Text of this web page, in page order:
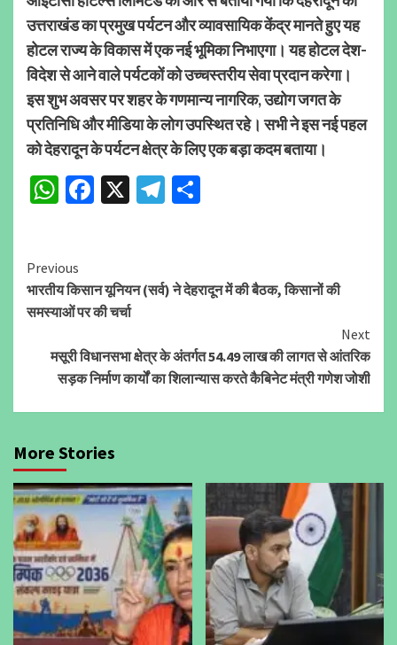
उत्तराखंड का प्रमुख पर्यटन और व्यावसायिक केंद्र मानते हुए यह
होटल राज्य के विकास में एक नई भूमिका निभाएगा। यह होटल देश-
विदेश से आने वाले पर्यटकों को उच्चस्तरीय सेवा प्रदान करेगा।
इस शुभ अवसर पर शहर के गणमान्य नागरिक, उद्योग जगत के
प्रतिनिधि और मीडिया के लोग उपस्थित रहे। सभी ने इस नई पहल
को देहरादून के पर्यटन क्षेत्र के लिए एक बड़ा कदम बताया।
WhatsApp
Facebook
X Telegram
Continue
Reading
Previous
भारतीय किसान यूनियन (सर्व) ने देहरादून में की बैठक, किसानों की
समस्याओं पर की चर्चा
Next
मसूरी विधानसभा क्षेत्र के अंतर्गत 54.49 लाख की लागत से आंतरिक
सड़क निर्माण कार्यों का शिलान्यास करते कैबिनेट मंत्री गणेश जोशी
More Stories